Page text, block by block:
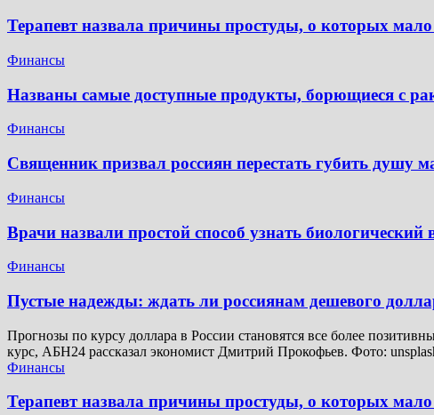
Терапевт назвала причины простуды, о которых мало
Финансы
Названы самые доступные продукты, борющиеся с
Финансы
Священник призвал россиян перестать губить душу
Финансы
Врачи назвали простой способ узнать биологический
Финансы
Пустые надежды: ждать ли россиянам дешевого
Прогнозы по курсу доллара в России становятся все более
курс, АБН24 рассказал экономист Дмитрий Прокофьев. Фото:
Финансы
Терапевт назвала причины простуды, о которых мало